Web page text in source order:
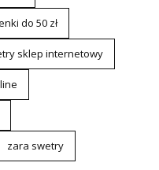
do 50 zł
sklep internetowy
zara swetry